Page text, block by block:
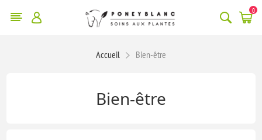
0
Accueil Bien-être
Bien-être